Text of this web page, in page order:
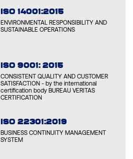
ISO 14001:2015
ENVIRONMENTAL RESPONSIBILITY AND
SUSTAINABLE OPERATIONS
ISO 9001: 2015
CONSISTENT QUALITY AND CUSTOMER
SATISFACTION - by the international
certification body BUREAU VERITAS
CERTIFICATION
ISO 22301:2019
BUSINESS CONTINUITY MANAGEMENT
SYSTEM